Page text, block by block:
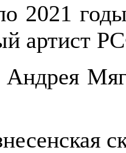
2021
артист